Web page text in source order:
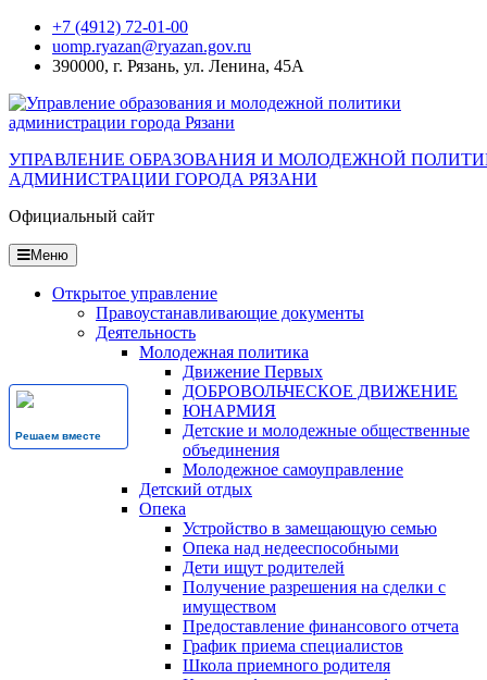
Перейти
содержанию
+7 (4912) 72-01-00
uomp.ryazan@ryazan.gov.ru
390000, г. Рязань, ул. Ленина, 45А
Решаем вместе
УПРАВЛЕНИЕ ОБРАЗОВАНИЯ И МОЛОДЕЖНОЙ
АДМИНИСТРАЦИИ ГОРОДА РЯЗАНИ
Официальный сайт
Меню
Открытое управление
Правоустанавливающие документы
Деятельность
Молодежная политика
Движение Первых
ДОБРОВОЛЬЧЕСКОЕ ДВИЖЕНИЕ
ЮНАРМИЯ
Детские и молодежные общественные
объединения
Молодежное самоуправление
Детский отдых
Опека
Устройство в замещающую семью
Опека над недееспособными
Дети ищут родителей
Получение разрешения на сделки с
имуществом
Предоставление финансового отчета
График приема специалистов
Школа приемного родителя